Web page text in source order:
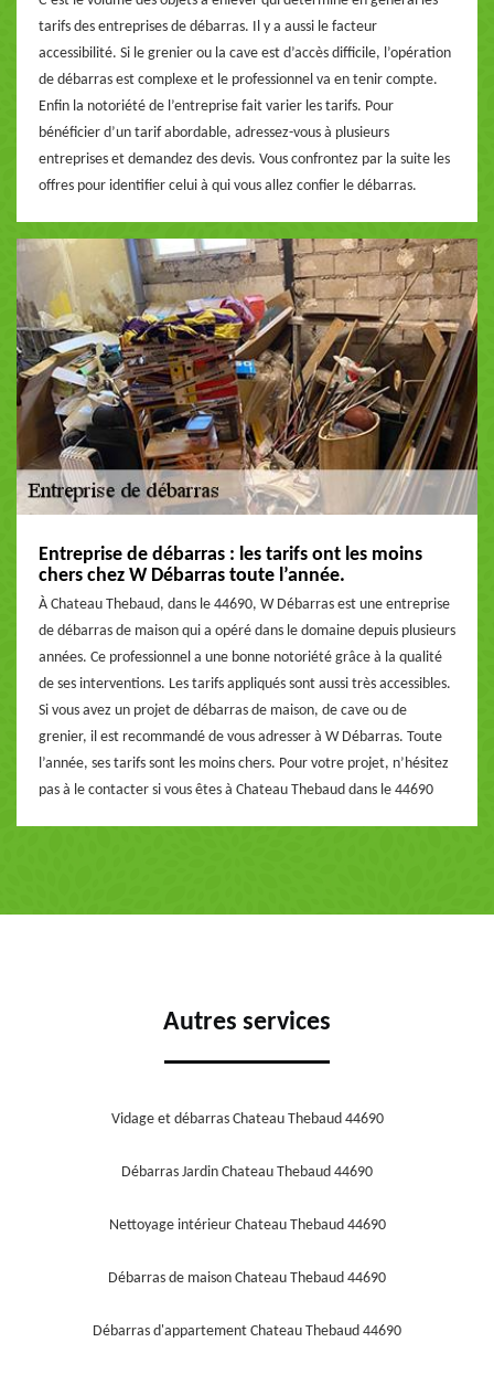
tarifs des entreprises de débarras. Il y a aussi le facteur
accessibilité. Si le grenier ou la cave est d’accès difficile, l’opération
de débarras est complexe et le professionnel va en tenir compte.
Enfin la notoriété de l’entreprise fait varier les tarifs. Pour
bénéficier d’un tarif abordable, adressez-vous à plusieurs
entreprises et demandez des devis. Vous confrontez par la suite les
offres pour identifier celui à qui vous allez confier le débarras.
Entreprise de débarras : les tarifs ont les moins
chers chez W Débarras toute l’année.
À Chateau Thebaud, dans le 44690, W Débarras est une entreprise
de débarras de maison qui a opéré dans le domaine depuis plusieurs
années. Ce professionnel a une bonne notoriété grâce à la qualité
de ses interventions. Les tarifs appliqués sont aussi très accessibles.
Si vous avez un projet de débarras de maison, de cave ou de
grenier, il est recommandé de vous adresser à W Débarras. Toute
l’année, ses tarifs sont les moins chers. Pour votre projet, n’hésitez
pas à le contacter si vous êtes à Chateau Thebaud dans le 44690
Autres services
Vidage et débarras Chateau Thebaud 44690
Débarras Jardin Chateau Thebaud 44690
Nettoyage intérieur Chateau Thebaud 44690
Débarras de maison Chateau Thebaud 44690
Débarras d'appartement Chateau Thebaud 44690